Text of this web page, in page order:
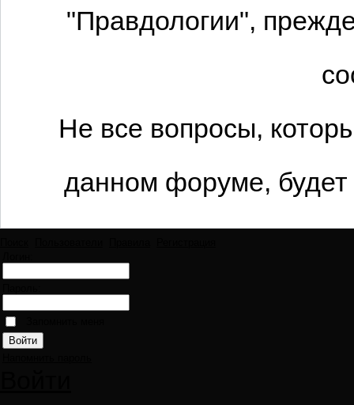
"Правдологии",
Не все вопросы,
данном форуме,